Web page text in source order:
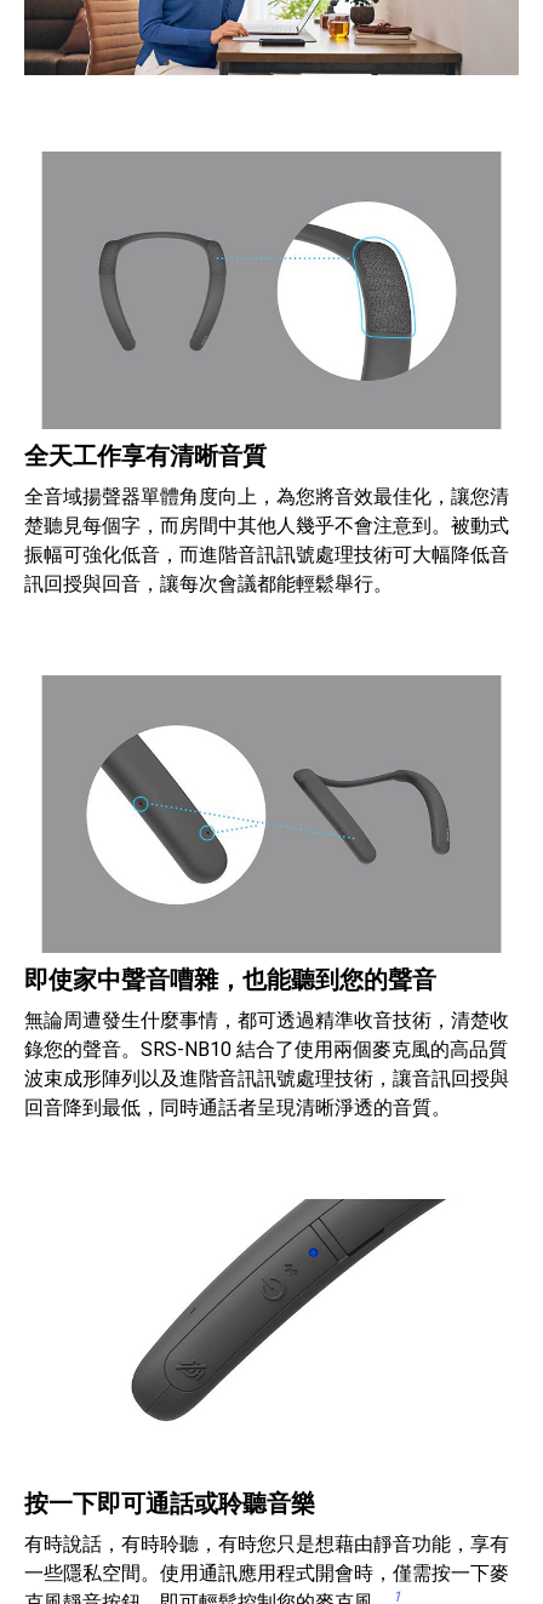
全天工作享有清晰音質
全音域揚聲器單體角度向上，為您將音效最佳化，讓您清
楚聽見每個字，而房間中其他人幾乎不會注意到。被動式
振幅可強化低音，而進階音訊訊號處理技術可大幅降低音
訊回授與回音，讓每次會議都能輕鬆舉行。
即使家中聲音嘈雜，也能聽到您的聲音
無論周遭發生什麼事情，都可透過精準收音技術，清楚收
錄您的聲音。SRS-NB10 結合了使用兩個麥克風的高品質
波束成形陣列以及進階音訊訊號處理技術，讓音訊回授與
回音降到最低，同時通話者呈現清晰淨透的音質。
按一下即可通話或聆聽音樂
有時說話，有時聆聽，有時您只是想藉由靜音功能，享有
一些隱私空間。使用通訊應用程式開會時，僅需按一下麥
1